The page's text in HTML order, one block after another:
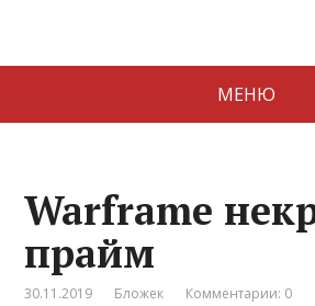
МЕНЮ
Warframe
прайм
30.11.2019 Бложек Комментарии: 0